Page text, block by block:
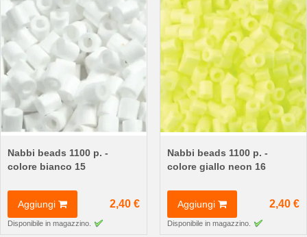
Nabbi beads 1100 p. -
colore bianco 15
Aggiungi 2,40 €
Disponibile in magazzino.
Nabbi beads 1100 p. -
colore giallo neon 16
Aggiungi 2,40 €
Disponibile in magazzino.